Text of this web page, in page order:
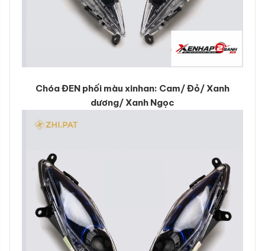
Chóa ĐEN phối màu xinhan: Cam/ Đỏ/ Xanh
dương/ Xanh Ngọc